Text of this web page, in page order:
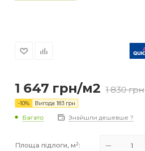
1 647 грн/м2 1 830грн
-10% Вигода 183 грн
Багато Знайшли дешевше ?
Площа підлоги, м2: